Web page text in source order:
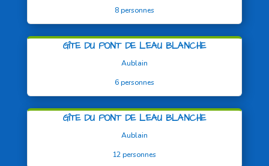
8 personnes
GÎTE DU PONT DE L’EAU BLANCHE
Aublain
6 personnes
GÎTE DU PONT DE L’EAU BLANCHE
Aublain
12 personnes